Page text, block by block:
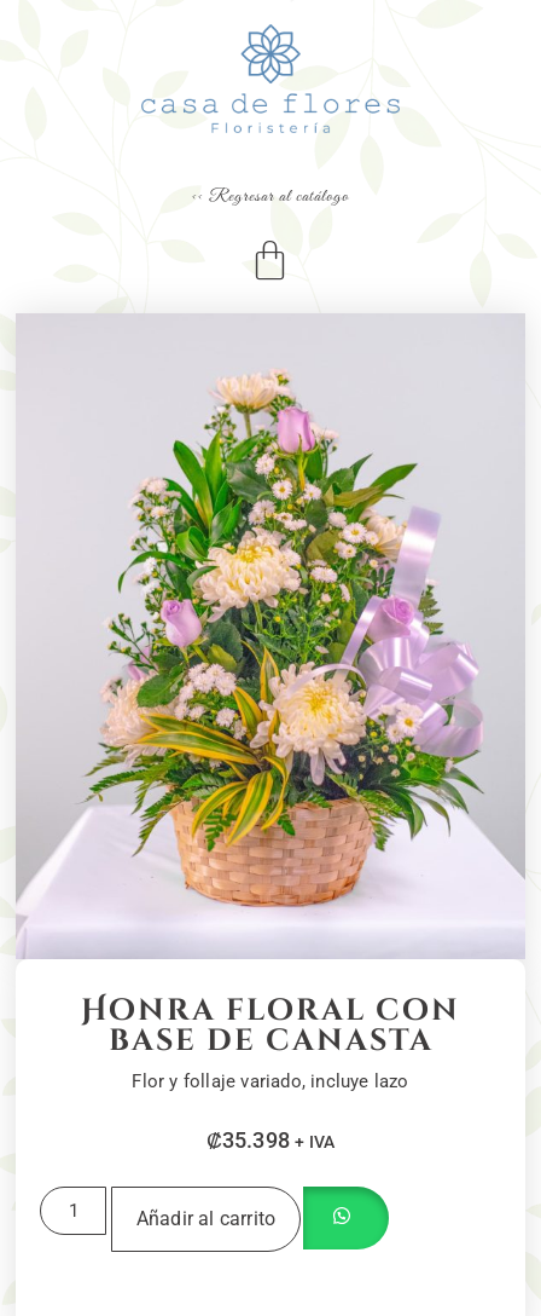
<< Regresar al catálogo
Honra floral con
base de canasta
Flor y follaje variado, incluye lazo
₡35.398 + IVA
Añadir al carrito